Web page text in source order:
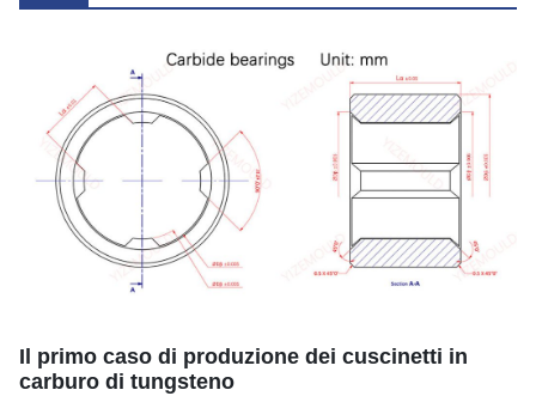
Il primo caso di produzione dei cuscinetti in
carburo di tungsteno